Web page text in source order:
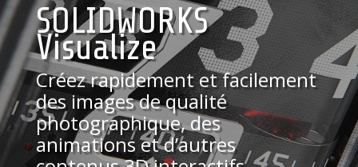
SOLIDWORKS
Visualize
Créez rapidement et facilement
des images de qualité
photographique, des
animations et d’autres